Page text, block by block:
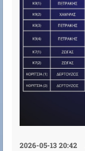
2026-05-13 20:42